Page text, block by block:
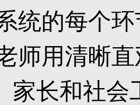
统的每个
师用清晰
家长和社会